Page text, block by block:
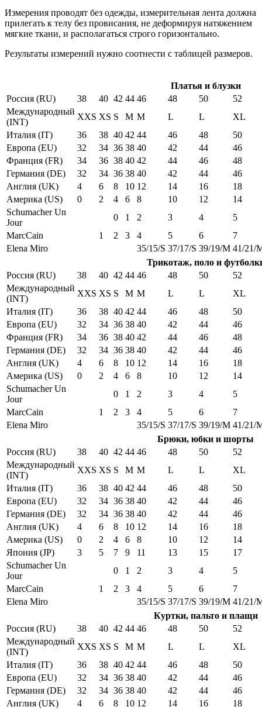
Измерения проводят без одежды, измерительная лента должна
прилегать к телу без провисания, не деформируя натяжением
мягкие ткани, и располагаться строго горизонтально.
Результаты измерений нужно соотнести с таблицей размеров.
Платья и блузки
Россия (RU)
38 40 42 44 46 48 50
52
Международный
(INT)
XXS XS S M M L L
XL
Италия (IT)
36 38 40 42 44 46 48
50
Европа (EU)
32 34 36 38 40 42 44
46
Франция (FR)
34 36 38 40 42 44 46
48
Германия (DE)
32 34 36 38 40 42 44
46
Англия (UK)
4 6 8 10 12 14 16
18
Америка (US)
0 2 4 6 8 10 12
14
Schumacher Un
Jour
0 1 2 3 4
5
MarcCain
1 2 3 4 5 6
7
Elena Miro
35/15/S 37/17/S 39/19/M 41/21/
Трикотаж, поло и
Россия (RU)
38 40 42 44 46 48 50
52
Международный
(INT)
XXS XS S M M L L
XL
Италия (IT)
36 38 40 42 44 46 48
50
Европа (EU)
32 34 36 38 40 42 44
46
Франция (FR)
34 36 38 40 42 44 46
48
Германия (DE)
32 34 36 38 40 42 44
46
Англия (UK)
4 6 8 10 12 14 16
18
Америка (US)
0 2 4 6 8 10 12
14
Schumacher Un
Jour
0 1 2 3 4
5
MarcCain
1 2 3 4 5 6
7
Elena Miro
35/15/S 37/17/S 39/19/M 41/21/
Брюки, юбки и шорты
Россия (RU)
38 40 42 44 46 48 50
52
Международный
(INT)
XXS XS S M M L L
XL
Италия (IT)
36 38 40 42 44 46 48
50
Европа (EU)
32 34 36 38 40 42 44
46
Германия (DE)
32 34 36 38 40 42 44
46
Англия (UK)
4 6 8 10 12 14 16
18
Америка (US)
0 2 4 6 8 10 12
14
Япония (JP)
3 5 7 9 11 13 15
17
Schumacher Un
Jour
0 1 2 3 4
5
MarcCain
1 2 3 4 5 6
7
Elena Miro
35/15/S 37/17/S 39/19/M 41/21/
Куртки, пальто и плащи
Россия (RU)
38 40 42 44 46 48 50
52
Международный
(INT)
XXS XS S M M L L
XL
Италия (IT)
36 38 40 42 44 46 48
50
Европа (EU)
32 34 36 38 40 42 44
46
Германия (DE)
32 34 36 38 40 42 44
46
Англия (UK)
4 6 8 10 12 14 16
18